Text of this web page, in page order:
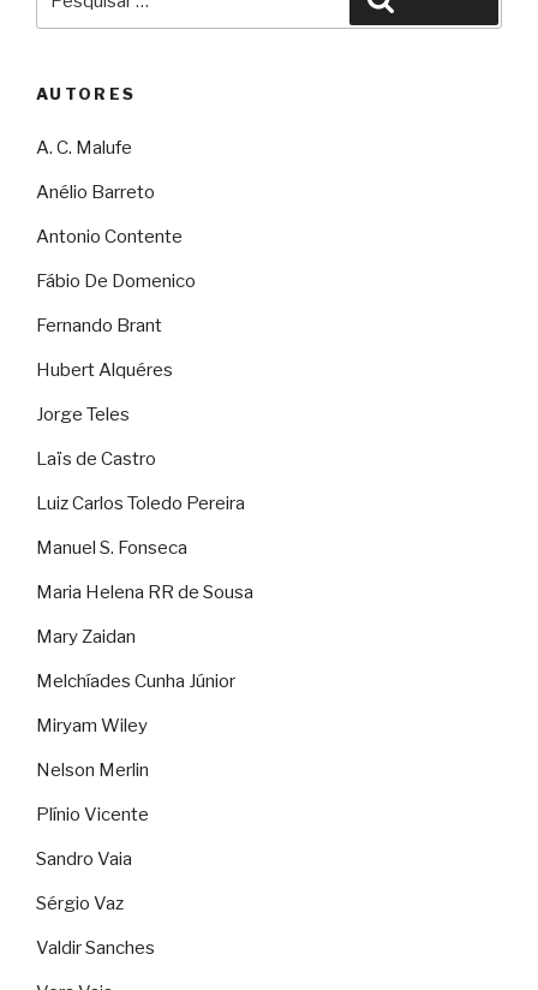
por:
AUTORES
A. C. Malufe
Anélio Barreto
Antonio Contente
Fábio De Domenico
Fernando Brant
Hubert Alquéres
Jorge Teles
Laïs de Castro
Luiz Carlos Toledo Pereira
Manuel S. Fonseca
Maria Helena RR de Sousa
Mary Zaidan
Melchíades Cunha Júnior
Miryam Wiley
Nelson Merlin
Plínio Vicente
Sandro Vaia
Sérgio Vaz
Valdir Sanches